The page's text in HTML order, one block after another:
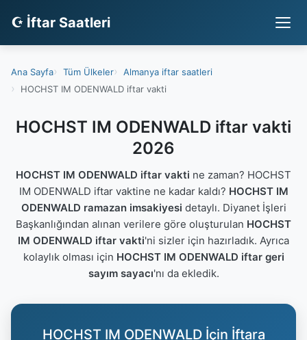
☪ İftar Saatleri
Ana Sayfa Tüm Ülkeler
Almanya iftar saatleri
HOCHST IM ODENWALD iftar vakti
HOCHST IM ODENWALD iftar vakti
2026
HOCHST IM ODENWALD iftar vakti ne zaman? HOCHST
IM ODENWALD iftar vaktine ne kadar kaldı? HOCHST IM
ODENWALD ramazan imsakiyesi detaylı. Diyanet İşleri
Başkanlığından alınan verilere göre oluşturulan HOCHST
IM ODENWALD iftar vakti'ni sizler için hazırladık. Ayrıca
kolaylık olması için HOCHST IM ODENWALD iftar geri
sayım sayacı'nı da ekledik.
HOCHST IM ODENWALD İçin İftara